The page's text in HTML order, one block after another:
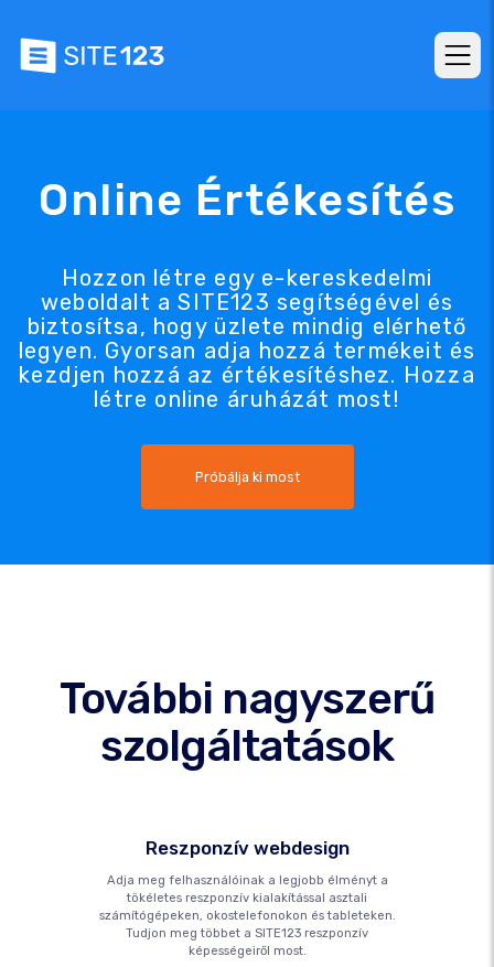
Online Értékesítés
Hozzon létre egy e-kereskedelmi
weboldalt a SITE123 segítségével és
biztosítsa, hogy üzlete mindig elérhető
legyen. Gyorsan adja hozzá termékeit és
kezdjen hozzá az értékesítéshez. Hozza
létre online áruházát most!
Próbálja ki most
További nagyszerű
szolgáltatások
Reszponzív webdesign
Adja meg felhasználóinak a legjobb élményt a
tökéletes reszponzív kialakítással asztali
számítógépeken, okostelefonokon és tableteken.
Tudjon meg többet a SITE123 reszponzív
képességeiről most.